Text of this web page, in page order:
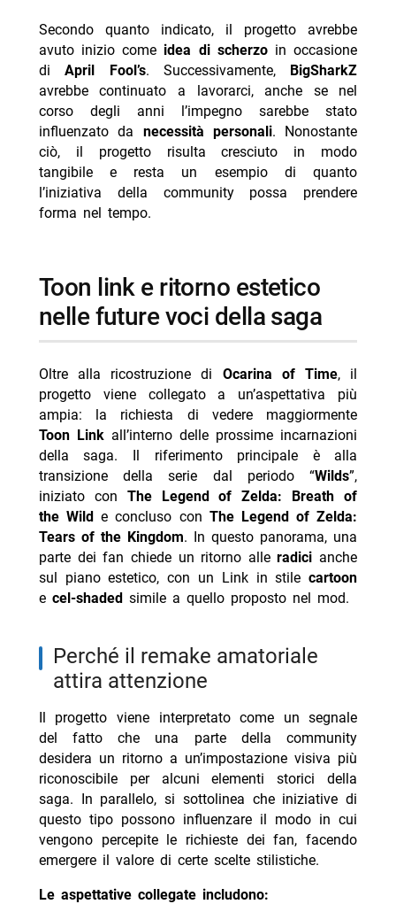
Secondo quanto indicato, il progetto avrebbe
avuto inizio come idea di scherzoin occasione
diApril Fool’s. Successivamente, BigSharkZ
avrebbe continuato a lavorarci, anche se nel
corso degli anni l’impegno sarebbe stato
influenzato da necessità personali. Nonostante
ciò, il progetto risulta cresciuto in modo
tangibile e resta un esempio di quanto
l’iniziativa della community possa prendere
forma nel tempo.
toon link e ritorno estetico
nelle future voci della saga
Oltre alla ricostruzione di Ocarina of Time, il
progetto viene collegato a un’aspettativa più
ampia: la richiesta di vedere maggiormente
Toon Linkall’interno delle prossime incarnazioni
della saga. Il riferimento principale è alla
transizione della serie dal periodo “Wilds”,
iniziato con The Legend of Zelda: Breath of
the Wild e concluso con The Legend of Zelda:
Tears of the Kingdom. In questo panorama, una
parte dei fan chiede un ritorno alleradici anche
sul piano estetico, con un Link in stilecartoon
e cel-shadedsimile a quello proposto nel mod.
perché il remake amatoriale
attira attenzione
Il progetto viene interpretato come un segnale
del fatto che una parte della community
desidera un ritorno a un’impostazione visiva più
riconoscibile per alcuni elementi storici della
saga. In parallelo, si sottolinea che iniziative di
questo tipo possono influenzare il modo in cui
vengono percepite le richieste dei fan, facendo
emergere il valore di certe scelte stilistiche.
Le aspettative collegate includono: